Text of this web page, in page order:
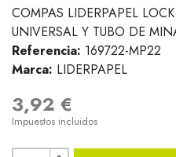
COMPAS LIDERPAPEL
UNIVERSAL Y TUBO DE
Referencia: 169722-MP22
Marca: LIDERPAPEL
3,92 €
Impuestos incluidos